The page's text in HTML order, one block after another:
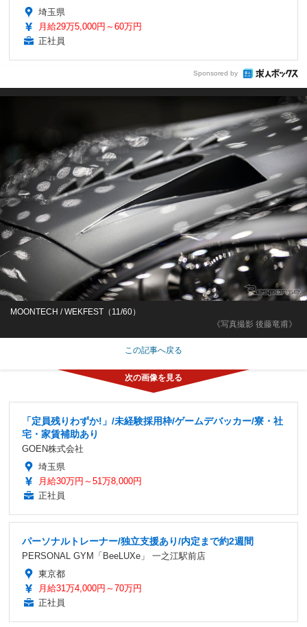
埼玉県
月給29万5,000円～60万円
正社員
Sponsored by
《写真撮影 後藤竜甫》
MOONTECH / WEKFEST（11/60）
この記事へ戻る
「定員残りわずか!」/未経験採用枠/ゲームデバッカー/寮・社
宅・家賃補助あり
GOEN株式会社
埼玉県
月給30万円～51万8,000円
正社員
パーソナルトレーナー/独立支援あり/内定まで約2週間
PERSONAL GYM「BeeLUXe」 一之江駅前店
東京都
月給31万4,000円～70万円
正社員